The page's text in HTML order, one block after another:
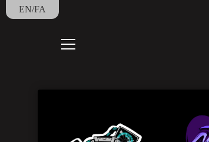
EN/FA